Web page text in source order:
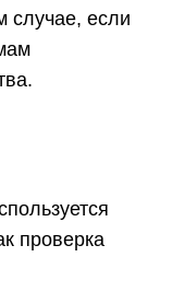
случае, если
проверка